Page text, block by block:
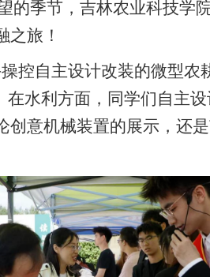
的季节，吉林农业科技学
旅！
控自主设计改装的微型
水利方面，同学们自主
意机械装置的展示，还